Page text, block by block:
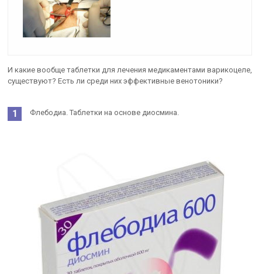
И какие вообще таблетки для лечения медикаментами варикоцеле,
существуют? Есть ли среди них эффективные венотоники?
Флебодиа. Таблетки на основе диосмина.